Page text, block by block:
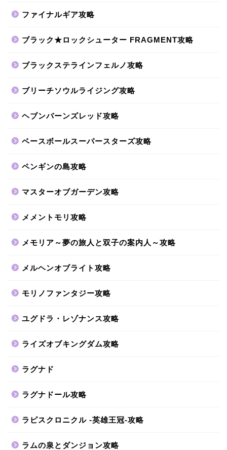
ファイナルギア攻略
ブラック★ロックシューター FRAGMENT攻略
ブラックステラインフェルノ攻略
ブリーチソウルライジング攻略
ヘブンバーンズレッド攻略
ベースボールスーパースターズ攻略
ペンギンの島攻略
マスターオブガーデン攻略
メメントモリ攻略
メモリア～夢の旅人と双子の案内人～攻略
メルヘンオブライト攻略
モリノファンタジー攻略
ユグドラ・レゾナンス攻略
ライズオブキングダム攻略
ラグナド
ラグナドール攻略
ラピスクロニクル -英雄王冠-攻略
ラムの泉とダンジョン攻略